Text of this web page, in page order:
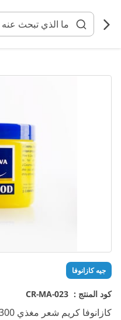
المحتوى
جيه كازانوفا
كود المنتج : CR-MA-023
كازانوفا كريم شعر مغذي 300مل
انتقل
تخطي
إلى
بداية
معرض
الصور